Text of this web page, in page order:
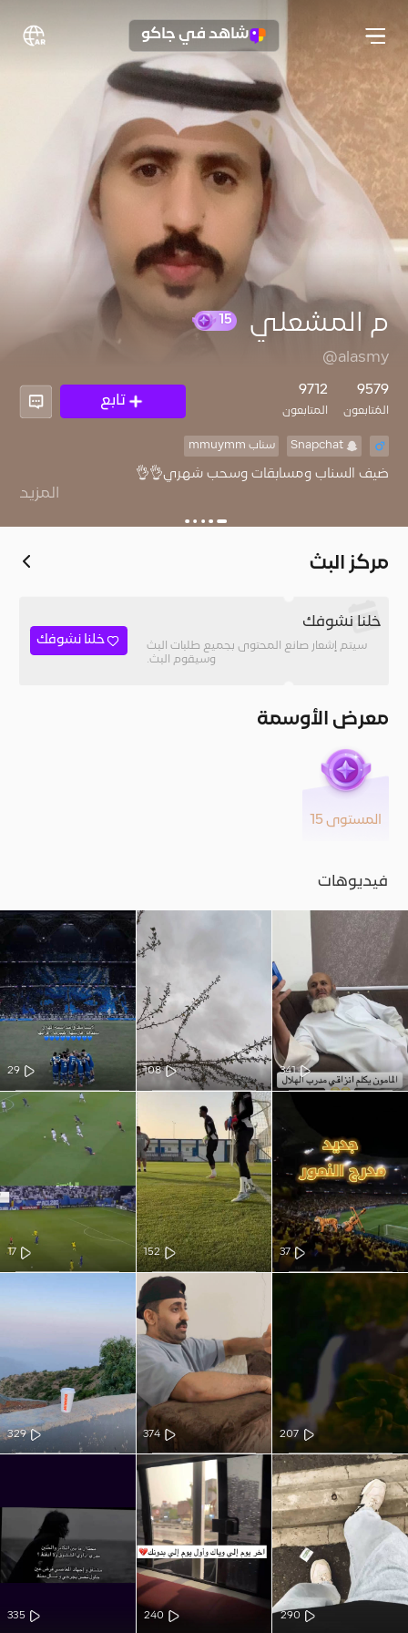
شاهد في جاكو
م المشعلي
@alasmy
9579
المُتابعون
9712
المتابعون
تابع
Snapchat سناب mmuymm
المزيد
مركز البث
خلنا نشوفك
سيتم إشعار صانع المحتوى بجميع طلبات البث
وسيقوم البث.
خلنا نشوفك
معرض الأوسمة
المستوى 15
فيديوهات
341
108
29
37
152
17
207
374
329
290
240
335